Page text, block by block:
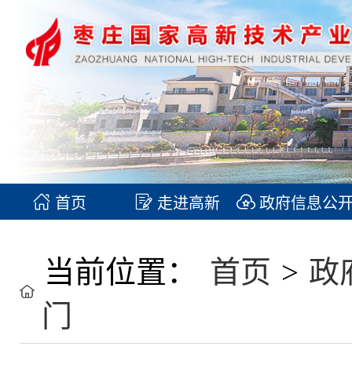
首页 走进高新 政府信息公
当前位置： 首页 > 政
门